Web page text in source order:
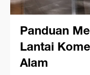
Panduan
Lantai
Alam